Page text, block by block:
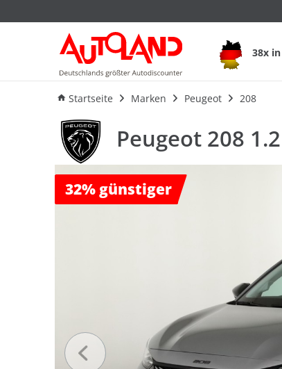
38x
Startseite Marken Peugeot 208
Peugeot 208
Ausstattung Verbrauch
Peugeot 208
32% günstiger